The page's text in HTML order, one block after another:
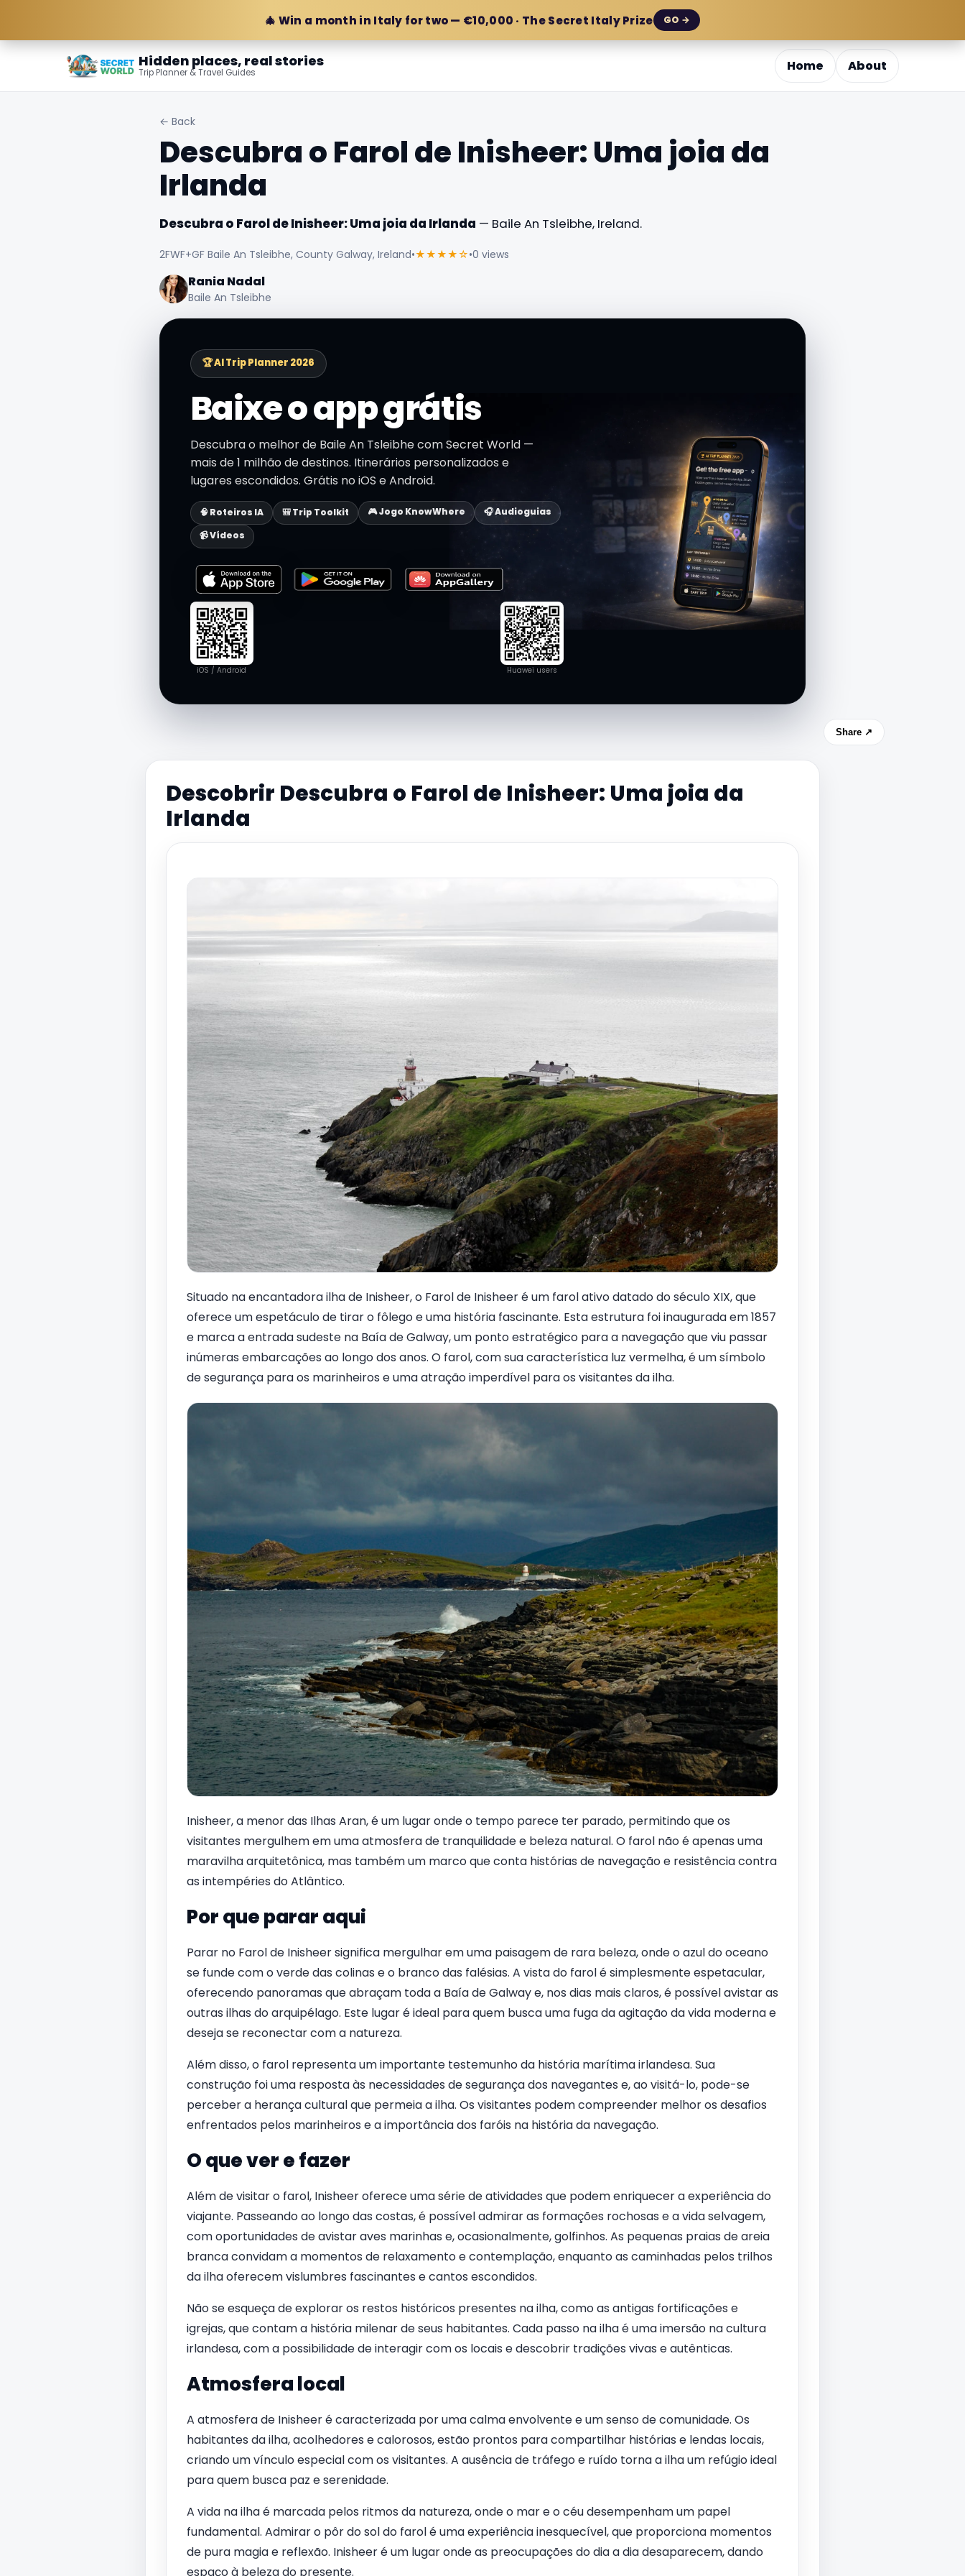
🎄 Win a month in Italy for two — €10,000 · The Secret Italy Prize GO →
Hidden places, real stories
Trip Planner & Travel Guides Home About
← Back
Descubra o Farol de Inisheer: Uma joia da
Irlanda
Descubra o Farol de Inisheer: Uma joia da Irlanda — Baile An Tsleibhe, Ireland.
2FWF+GF Baile An Tsleibhe, County Galway, Ireland•★★★★☆•0 views
Rania Nadal
Baile An Tsleibhe
🏆 AI Trip Planner 2026
Baixe o app grátis
Descubra o melhor de Baile An Tsleibhe com Secret World —
mais de 1 milhão de destinos. Itinerários personalizados e
lugares escondidos. Grátis no iOS e Android.
🧠 Roteiros IA 🎒 Trip Toolkit 🎮 Jogo KnowWhere
🎧 Audioguias
📹 Vídeos
iOS / Android Huawei users
Share ↗
Descobrir Descubra o Farol de Inisheer: Uma joia da
Irlanda
Situado na encantadora ilha de Inisheer, o Farol de Inisheer é um farol ativo datado do século XIX, que
oferece um espetáculo de tirar o fôlego e uma história fascinante. Esta estrutura foi inaugurada em 1857
e marca a entrada sudeste na Baía de Galway, um ponto estratégico para a navegação que viu passar
inúmeras embarcações ao longo dos anos. O farol, com sua característica luz vermelha, é um símbolo
de segurança para os marinheiros e uma atração imperdível para os visitantes da ilha.
Inisheer, a menor das Ilhas Aran, é um lugar onde o tempo parece ter parado, permitindo que os
visitantes mergulhem em uma atmosfera de tranquilidade e beleza natural. O farol não é apenas uma
maravilha arquitetônica, mas também um marco que conta histórias de navegação e resistência contra
as intempéries do Atlântico.
Por que parar aqui
Parar no Farol de Inisheer significa mergulhar em uma paisagem de rara beleza, onde o azul do oceano
se funde com o verde das colinas e o branco das falésias. A vista do farol é simplesmente espetacular,
oferecendo panoramas que abraçam toda a Baía de Galway e, nos dias mais claros, é possível avistar as
outras ilhas do arquipélago. Este lugar é ideal para quem busca uma fuga da agitação da vida moderna e
deseja se reconectar com a natureza.
Além disso, o farol representa um importante testemunho da história marítima irlandesa. Sua
construção foi uma resposta às necessidades de segurança dos navegantes e, ao visitá-lo, pode-se
perceber a herança cultural que permeia a ilha. Os visitantes podem compreender melhor os desafios
enfrentados pelos marinheiros e a importância dos faróis na história da navegação.
O que ver e fazer
Além de visitar o farol, Inisheer oferece uma série de atividades que podem enriquecer a experiência do
viajante. Passeando ao longo das costas, é possível admirar as formações rochosas e a vida selvagem,
com oportunidades de avistar aves marinhas e, ocasionalmente, golfinhos. As pequenas praias de areia
branca convidam a momentos de relaxamento e contemplação, enquanto as caminhadas pelos trilhos
da ilha oferecem vislumbres fascinantes e cantos escondidos.
Não se esqueça de explorar os restos históricos presentes na ilha, como as antigas fortificações e
igrejas, que contam a história milenar de seus habitantes. Cada passo na ilha é uma imersão na cultura
irlandesa, com a possibilidade de interagir com os locais e descobrir tradições vivas e autênticas.
Atmosfera local
A atmosfera de Inisheer é caracterizada por uma calma envolvente e um senso de comunidade. Os
habitantes da ilha, acolhedores e calorosos, estão prontos para compartilhar histórias e lendas locais,
criando um vínculo especial com os visitantes. A ausência de tráfego e ruído torna a ilha um refúgio ideal
para quem busca paz e serenidade.
A vida na ilha é marcada pelos ritmos da natureza, onde o mar e o céu desempenham um papel
fundamental. Admirar o pôr do sol do farol é uma experiência inesquecível, que proporciona momentos
de pura magia e reflexão. Inisheer é um lugar onde as preocupações do dia a dia desaparecem, dando
espaço à beleza do presente.